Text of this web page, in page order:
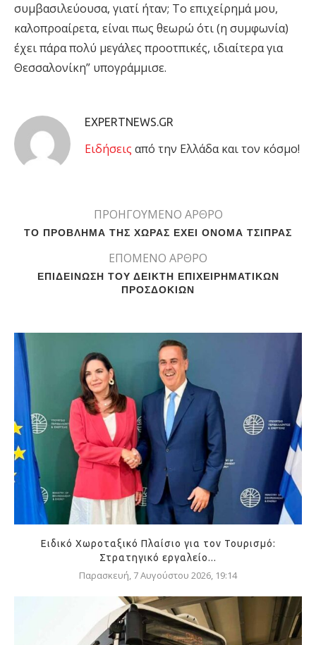
συμβασιλεύουσα, γιατί ήταν; Το επιχείρημά μου,
καλοπροαίρετα, είναι πως θεωρώ ότι (η συμφωνία)
έχει πάρα πολύ μεγάλες προοτπικές, ιδιαίτερα για
Θεσσαλονίκη” υπογράμμισε.
EXPERTNEWS.GR
Eιδήσεις από την Ελλάδα και τον κόσμο!
ΠΡΟΗΓΟΥΜΕΝΟ ΑΡΘΡΟ
ΤΟ ΠΡΟΒΛΗΜΑ ΤΗΣ ΧΩΡΑΣ ΕΧΕΙ ΟΝΟΜΑ ΤΣΙΠΡΑΣ
ΕΠΟΜΕΝΟ ΑΡΘΡΟ
ΕΠΙΔΕΙΝΩΣΗ ΤΟΥ ΔΕΙΚΤΗ ΕΠΙΧΕΙΡΗΜΑΤΙΚΩΝ
ΠΡΟΣΔΟΚΙΩΝ
Ειδικό Χωροταξικό Πλαίσιο για τον Τουρισμό:
Στρατηγικό εργαλείο...
Παρασκευή, 7 Αυγούστου 2026, 19:14